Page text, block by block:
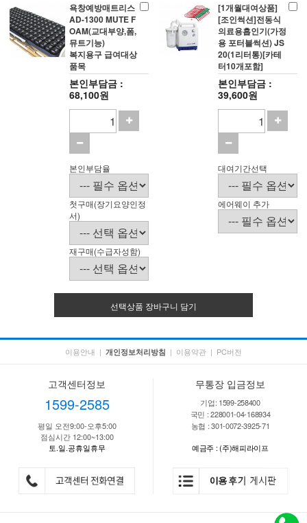
욕창예방매트리스
AD-1300 MUTE F
OAM(교대부양,폼,
뮤트기능)
복지용구 급여대상
품목
본인부담금 :
68,100원
본인부담율
첫구매(장기요양인정
서)
재구매(수급자성함)
[1개월대여상품]
[조인썩션]전동식
의료용흡인기(가정
용 포터블썩션) JS
20(1리터통)[카테
터10개포함]
본인부담금 :
39,600원
대여기간선택
에어웨이 추가
선택상품 장바구니 담기
이용안내 | 개인정보처리방침 | 이용약관 | PC버전
고객센터정보
1599-2585
평일 오전9:00-오후5:00
점심시간 12:00~13:00
토.일.공휴일휴무
무통장 입금정보
기업: 1599-258400
국민 : 228001-04-168934
농협 : 301-0072-3925-71
예금주 : (주)해피라이프